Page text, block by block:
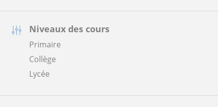
Niveaux des cours
Primaire
Collège
Lycée